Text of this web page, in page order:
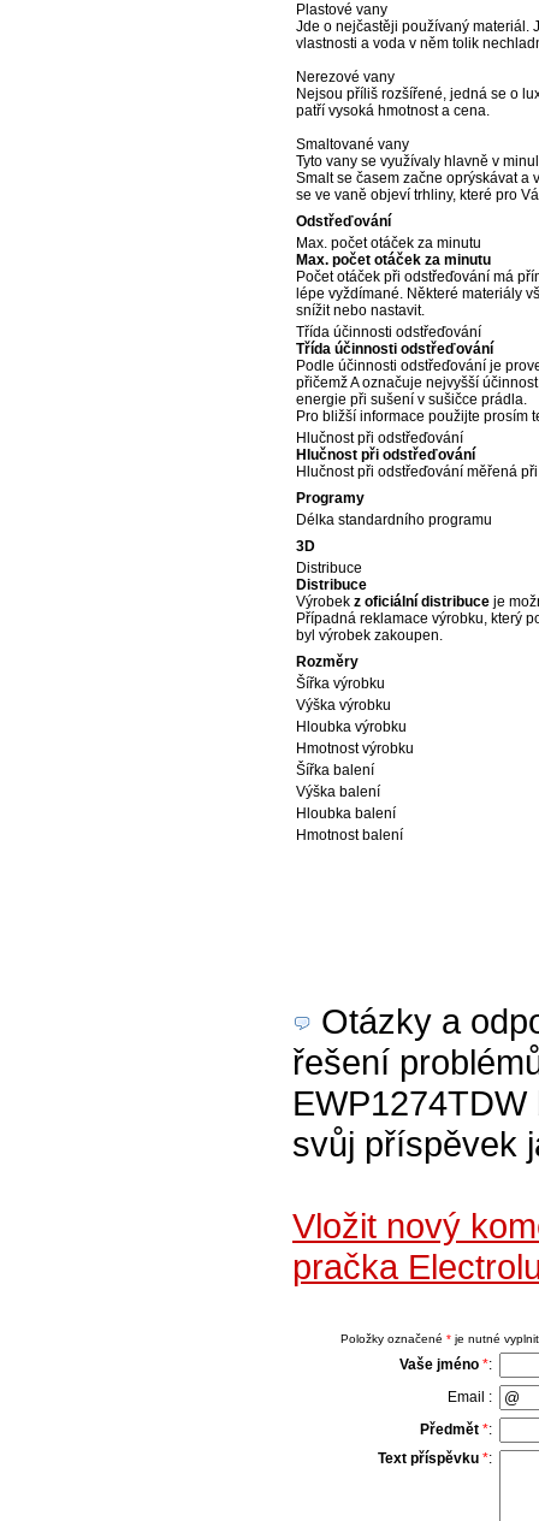
Plastové vany
Jde o nejčastěji používaný materiál.
vlastnosti a voda v něm tolik
Nerezové vany
Nejsou příliš rozšířené, jedná se o
patří vysoká hmotnost a cena.
Smaltované vany
Tyto vany se využívaly hlavně v
Smalt se časem začne oprýskávat a
se ve vaně objeví trhliny, které pro
Odstřeďování
Max. počet otáček za minutu
Max. počet otáček za minutu
Počet otáček při odstřeďování má
lépe vyždímané. Některé materiály
snížit nebo nastavit.
Třída účinnosti odstřeďování
Třída účinnosti odstřeďování
Podle účinnosti odstřeďování je
přičemž A označuje nejvyšší
energie při sušení v sušičce prádla.
Pro bližší informace použijte prosím
Hlučnost při odstřeďování
Hlučnost při odstřeďování
Hlučnost při odstřeďování měřená
Programy
Délka standardního programu
3D
Distribuce
Distribuce
Výrobek z oficiální distribuce je
Případná reklamace výrobku, který
byl výrobek zakoupen.
Rozměry
Šířka výrobku
Výška výrobku
Hloubka výrobku
Hmotnost výrobku
Šířka balení
Výška balení
Hloubka balení
Hmotnost balení
Otázky a
řešení
svůj příspěvek
Vložit nový
pračka
Položky označené *je nutné
Vaše jméno *:
Email :
Předmět *:
Text příspěvku *: